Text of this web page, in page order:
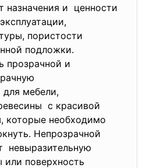
назначения и ценности
пористости
подложки.
прозрачной и
мебели,
с красивой
которые необходимо
Непрозрачной
невыразительную
или поверхность